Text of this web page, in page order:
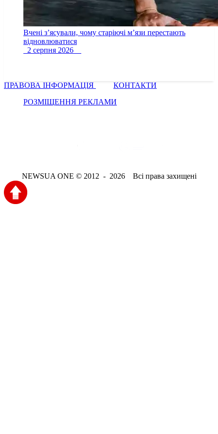
Вчені з’ясували, чому старіючі м’язи перестають
відновлюватися
2 серпня 2026
ПРАВОВА ІНФОРМАЦІЯ
КОНТАКТИ
РОЗМІЩЕННЯ РЕКЛАМИ
NEWSUA ONE © 2012 - 2026 Всі права захищені